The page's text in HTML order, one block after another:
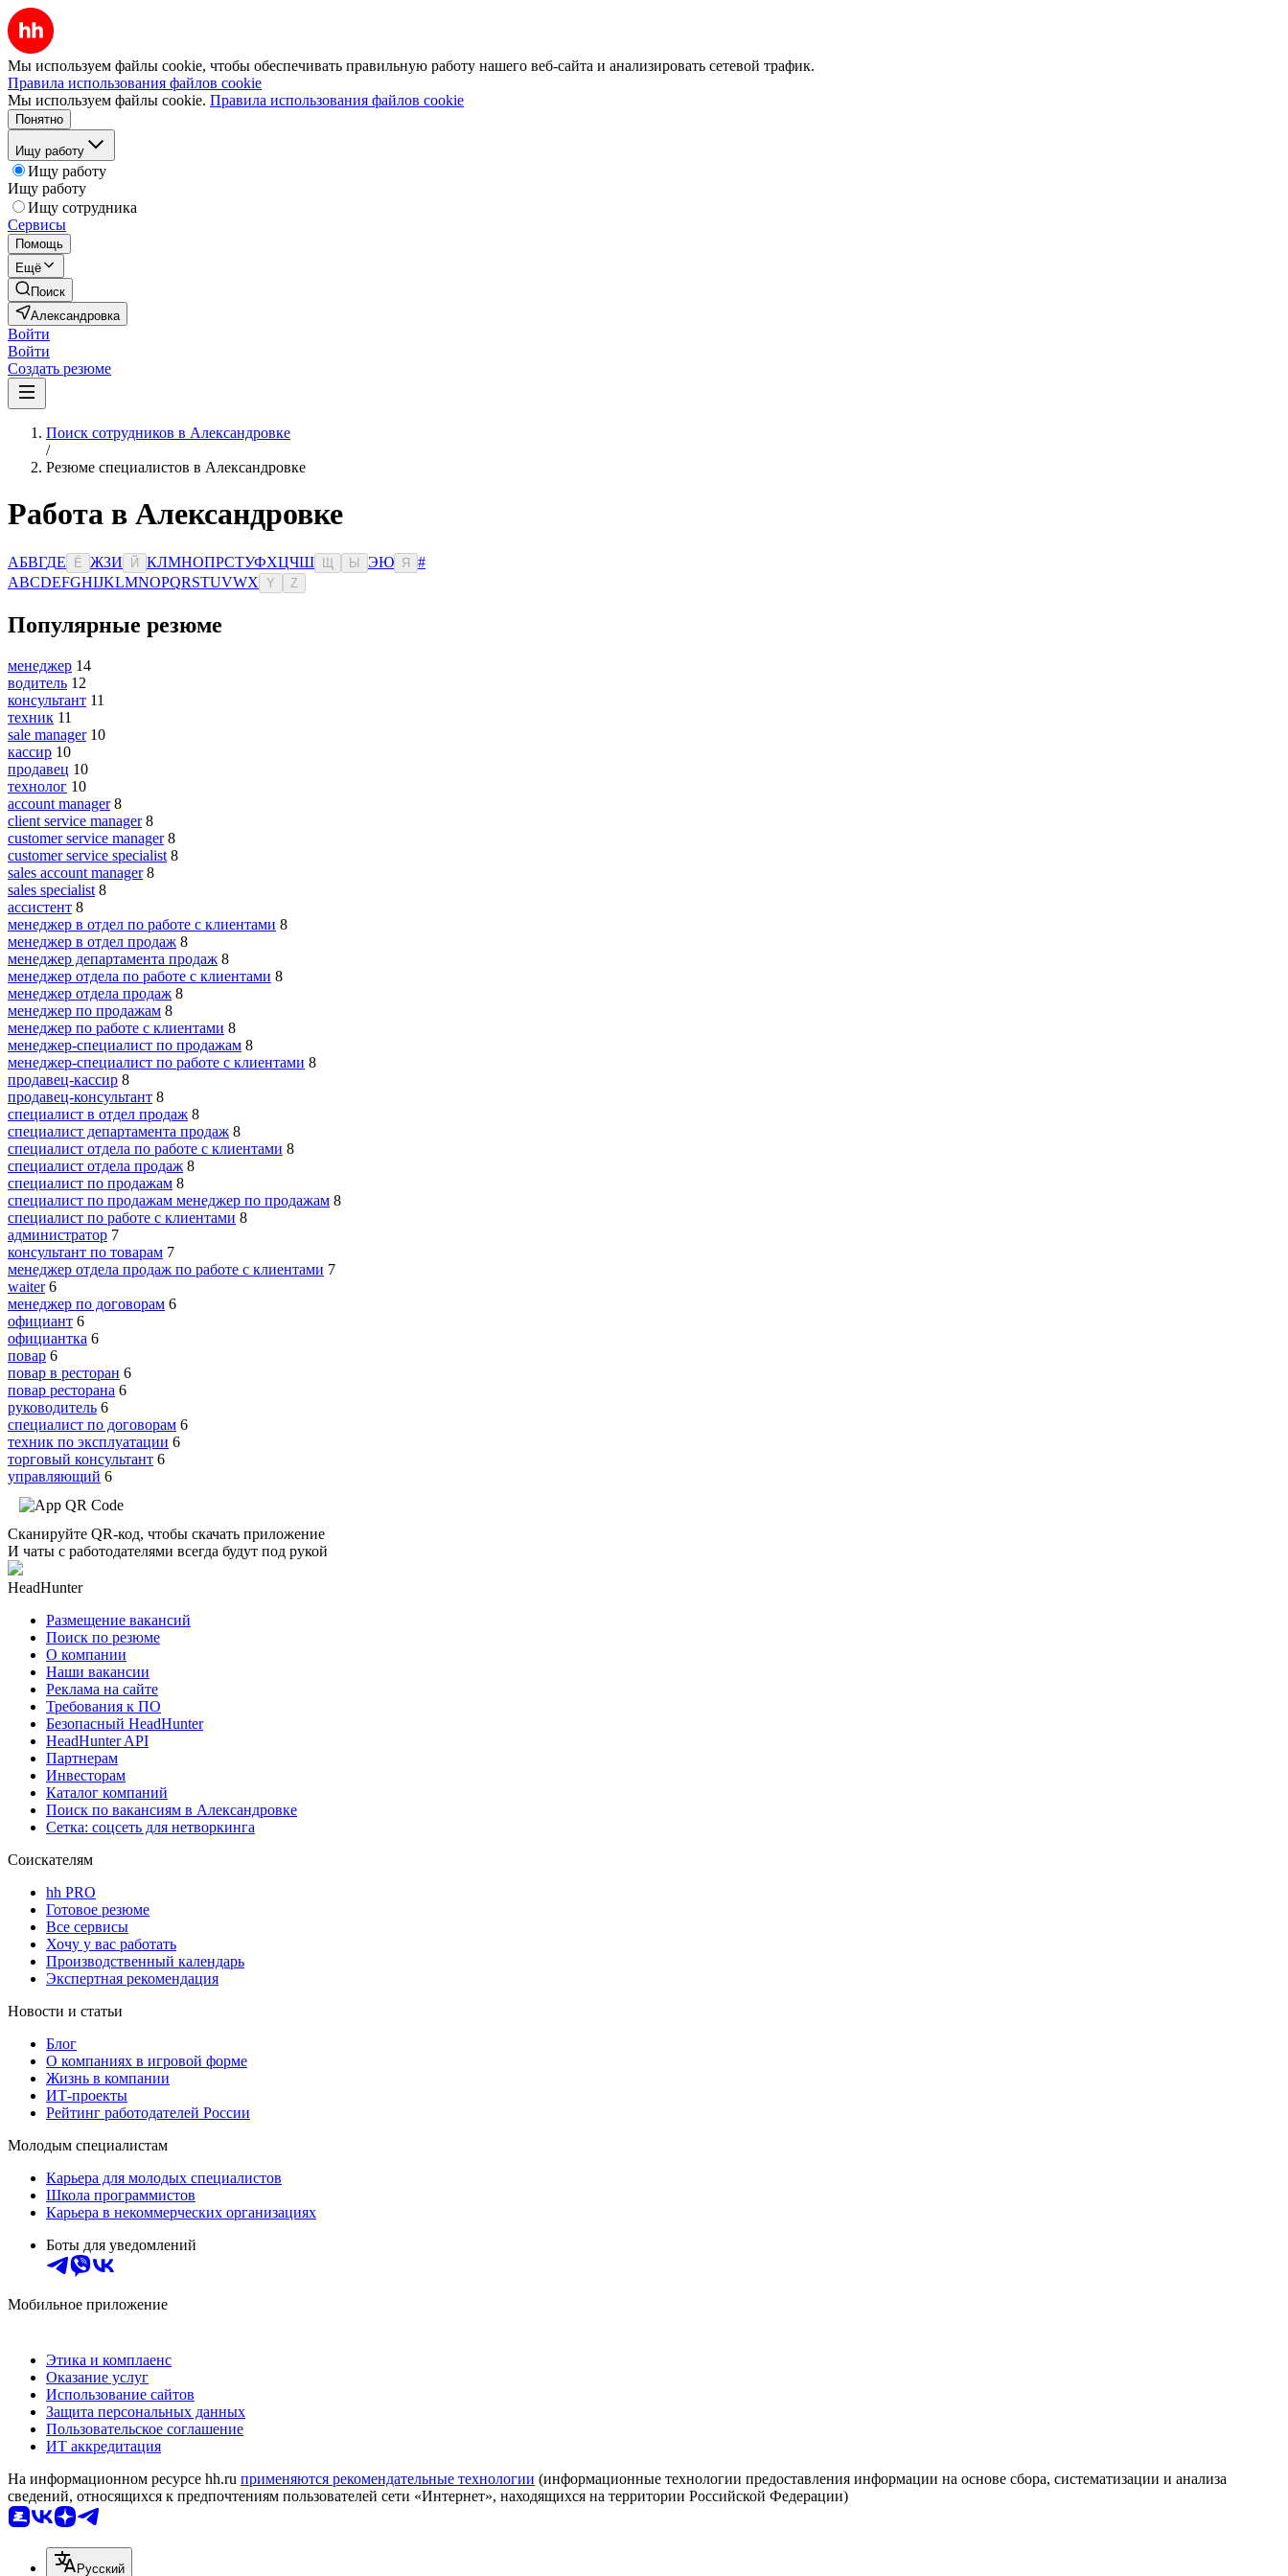
Мы используем файлы cookie, чтобы обеспечивать правильную работу нашего веб-сайта и анализировать сетевой трафик.
Правила использования файлов cookie
Мы используем файлы cookie. Правила использования файлов cookie
Понятно
Ищу работу
Ищу работу
Ищу работу
Ищу сотрудника
Сервисы
Помощь
Ещё
Поиск
Александровка
Войти
Войти
Создать резюме
Поиск сотрудников в Александровке
/
Резюме специалистов в Александровке
Работа в Александровке
АБВГДЕ Ё ЖЗИ Й КЛМНОПРСТУФХЦЧШ Ы ЭЮ Я
#
ABCDEFGHIJKLMNOPQRSTUVWX Y Z
Популярные резюме
менеджер 14
водитель 12
консультант 11
техник 11
sale manager 10
кассир 10
продавец 10
технолог 10
account manager 8
client service manager 8
customer service manager 8
customer service specialist 8
sales account manager 8
sales specialist 8
ассистент 8
менеджер в отдел по работе с клиентами 8
менеджер в отдел продаж 8
менеджер департамента продаж 8
менеджер отдела по работе с клиентами 8
менеджер отдела продаж 8
менеджер по продажам 8
менеджер по работе с клиентами 8
менеджер-специалист по продажам 8
менеджер-специалист по работе с клиентами 8
продавец-кассир 8
продавец-консультант 8
специалист в отдел продаж 8
специалист департамента продаж 8
специалист отдела по работе с клиентами 8
специалист отдела продаж 8
специалист по продажам 8
специалист по продажам менеджер по продажам 8
специалист по работе с клиентами 8
администратор 7
консультант по товарам 7
менеджер отдела продаж по работе с клиентами 7
waiter 6
менеджер по договорам 6
официант 6
официантка 6
повар 6
повар в ресторан 6
повар ресторана 6
руководитель 6
специалист по договорам 6
техник по эксплуатации 6
торговый консультант 6
управляющий 6
Сканируйте QR-код, чтобы скачать приложение
И чаты с работодателями всегда будут под рукой
HeadHunter
Размещение вакансий
Поиск по резюме
О компании
Наши вакансии
Реклама на сайте
Требования к ПО
Безопасный HeadHunter
HeadHunter API
Партнерам
Инвесторам
Каталог компаний
Поиск по вакансиям в Александровке
Сетка: соцсеть для нетворкинга
Соискателям
hh PRO
Готовое резюме
Все сервисы
Хочу у вас работать
Производственный календарь
Экспертная рекомендация
Новости и статьи
Блог
О компаниях в игровой форме
Жизнь в компании
ИТ-проекты
Рейтинг работодателей России
Молодым специалистам
Карьера для молодых специалистов
Школа программистов
Карьера в некоммерческих организациях
Боты для уведомлений
Мобильное приложение
Этика и комплаенс
Оказание услуг
Использование сайтов
Защита персональных данных
Пользовательское соглашение
ИТ аккредитация
На информационном ресурсе hh.ru применяются рекомендательные технологии (информационные технологии предоставления информации на основе сбора, систематизации и анализа
сведений, относящихся к предпочтениям пользователей сети «Интернет», находящихся на территории Российской Федерации)
Русский